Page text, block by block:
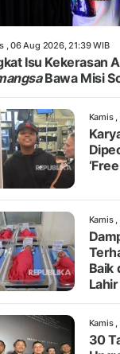
, 06 Aug 2026, 21:39 WIB
Isu Kekerasan
Bawa Misi
Kamis
Kamis
Baik
Lahir
Kamis
30